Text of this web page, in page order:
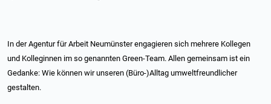
In der Agentur für Arbeit Neumünster engagieren sich mehrere Kollegen
und Kolleginnen im so genannten Green-Team. Allen gemeinsam ist ein
Gedanke: Wie können wir unseren (Büro-)Alltag umweltfreundlicher
gestalten.